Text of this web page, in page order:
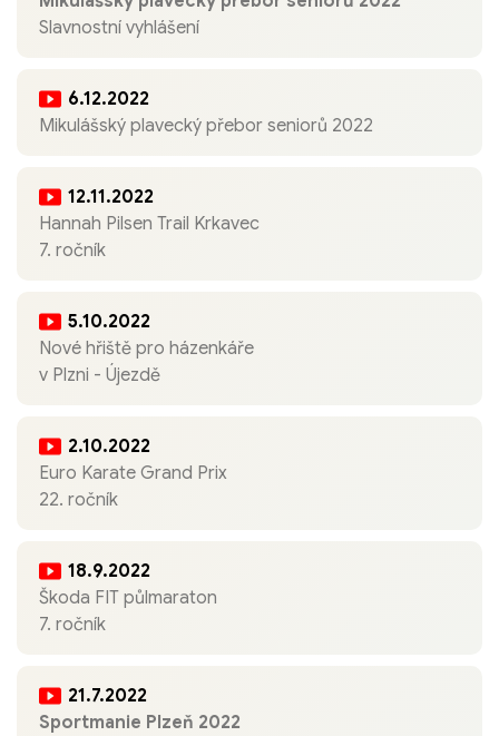
Slavnostní vyhlášení
6.12.2022
Mikulášský plavecký přebor seniorů 2022
12.11.2022
Hannah Pilsen Trail Krkavec
7. ročník
5.10.2022
Nové hřiště pro házenkáře
v Plzni - Újezdě
2.10.2022
Euro Karate Grand Prix
22. ročník
18.9.2022
Škoda FIT půlmaraton
7. ročník
21.7.2022
Sportmanie Plzeň 2022